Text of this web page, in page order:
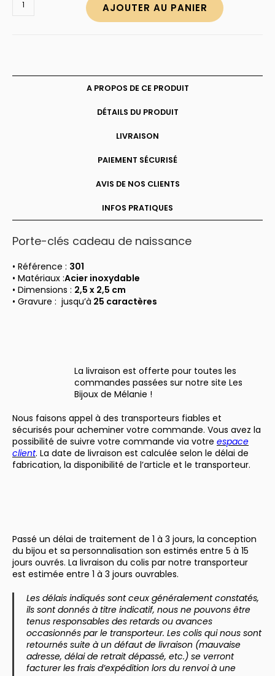
AJOUTER AU PANIER
A PROPOS DE CE PRODUIT
DÉTAILS DU PRODUIT
LIVRAISON
PAIEMENT SÉCURISÉ
AVIS DE NOS CLIENTS
INFOS PRATIQUES
Porte-clés cadeau de naissance
• Référence : 301
• Matériaux :Acier inoxydable
• Dimensions : 2,5 x 2,5 cm
• Gravure : jusqu’à 25 caractères
La livraison est offerte pour toutes les
commandes passées sur notre site Les
Bijoux de Mélanie !
Nous faisons appel à des transporteurs fiables et
sécurisés pour acheminer votre commande. Vous avez la
possibilité de suivre votre commande via votre espace
client. La date de livraison est calculée selon le délai de
fabrication, la disponibilité de l’article et le transporteur.
Passé un délai de traitement de 1 à 3 jours, la conception
du bijou et sa personnalisation son estimés entre 5 à 15
jours ouvrés. La livraison du colis par notre transporteur
est estimée entre 1 à 3 jours ouvrables.
Les délais indiqués sont ceux généralement constatés,
ils sont donnés à titre indicatif, nous ne pouvons être
tenus responsables des retards ou avances
occasionnés par le transporteur. Les colis qui nous sont
retournés suite à un défaut de livraison (mauvaise
adresse, délai de retrait dépassé, etc.) se verront
facturer les frais d’expédition lors du renvoi à une